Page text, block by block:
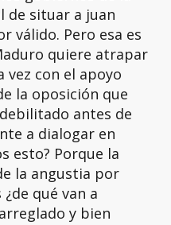
de situar a juan
válido. Pero esa es
quiere atrapar
vez con el apoyo
la oposición que
antes de
a dialogar en
esto? Porque la
la angustia por
qué van a
y bien